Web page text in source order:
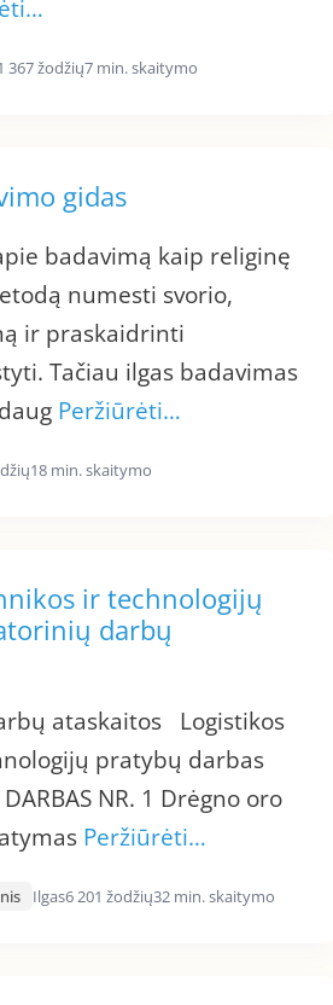
367 žodžių7 min. skaitymo
gidas
badavimą kaip religinę
numesti svorio,
ir praskaidrinti
Tačiau ilgas badavimas
Peržiūrėti…
18 min. skaitymo
ir technologijų
darbų
ataskaitos Logistikos
pratybų darbas
DARBAS NR. 1 Drėgno oro
Peržiūrėti…
Ilgas6 201 žodžių32 min. skaitymo